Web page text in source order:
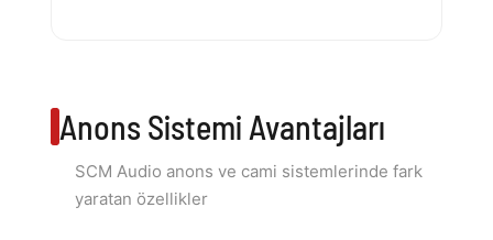
Anons Sistemi Avantajları
SCM Audio anons ve cami sistemlerinde fark
yaratan özellikler